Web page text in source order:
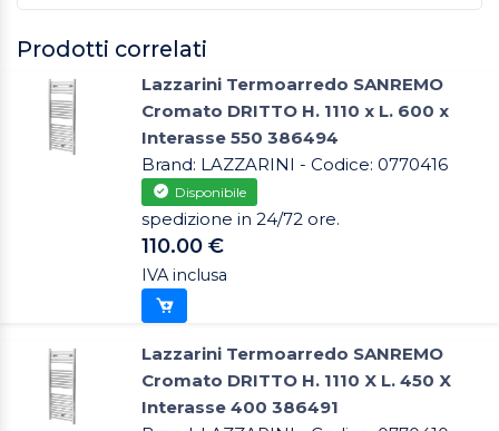
Prodotti correlati
Lazzarini Termoarredo SANREMO
Cromato DRITTO H. 1110 x L. 600 x
Interasse 550 386494
Brand: LAZZARINI - Codice: 0770416
Disponibile
spedizione in 24/72 ore.
110.00 €
IVA inclusa
Lazzarini Termoarredo SANREMO
Cromato DRITTO H. 1110 X L. 450 X
Interasse 400 386491